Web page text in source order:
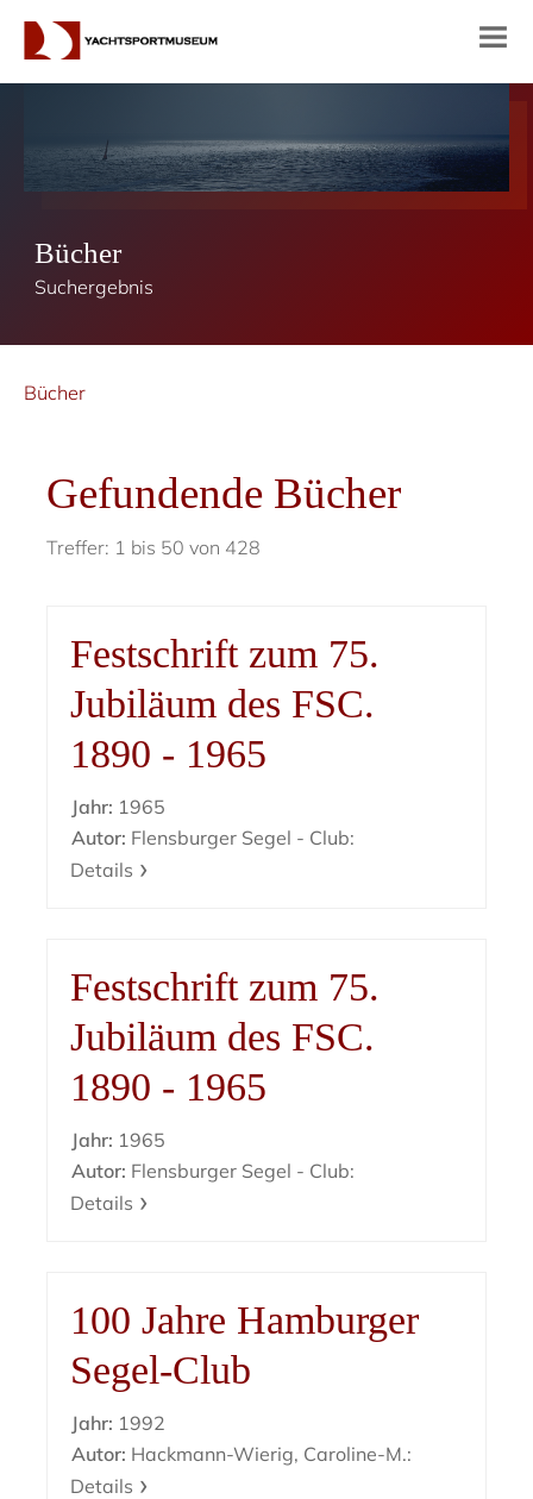
Bücher
Suchergebnis
Bücher
Gefundende Bücher
Treffer: 1 bis 50 von 428
Festschrift zum 75.
Jubiläum des FSC.
1890 - 1965
Jahr: 1965
Autor: Flensburger Segel - Club:
Details
Festschrift zum 75.
Jubiläum des FSC.
1890 - 1965
Jahr: 1965
Autor: Flensburger Segel - Club:
Details
100 Jahre Hamburger
Segel-Club
Jahr: 1992
Autor: Hackmann-Wierig, Caroline-M.:
Details